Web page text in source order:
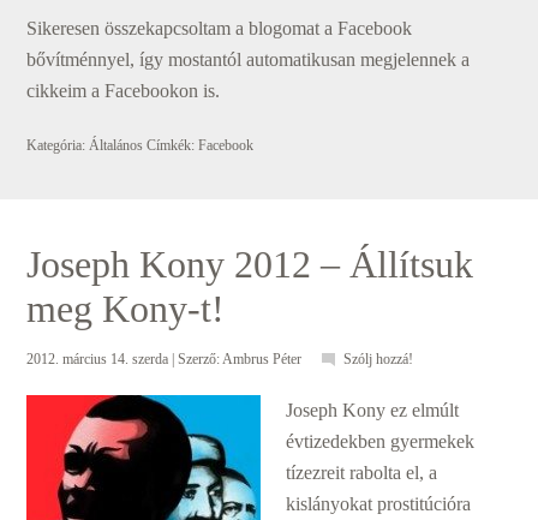
Sikeresen összekapcsoltam a blogomat a Facebook
bővítménnyel, így mostantól automatikusan megjelennek a
cikkeim a Facebookon is.
Kategória:Általános Címkék:Facebook
Joseph Kony 2012 – Állítsuk
meg Kony-t!
2012. március 14. szerda | Szerző:Ambrus Péter Szólj hozzá!
Joseph Kony ez elmúlt
évtizedekben gyermekek
tízezreit rabolta el, a
kislányokat prostitúcióra